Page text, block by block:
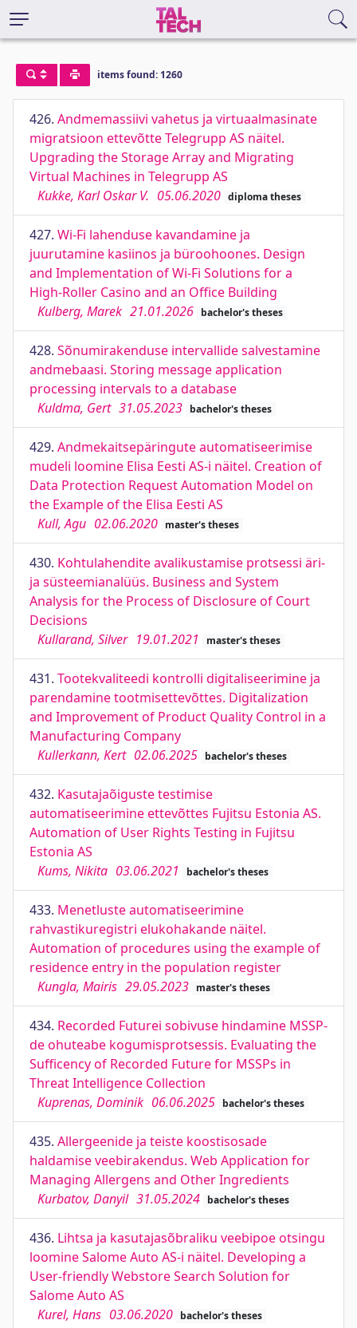
items found: 1260
426. Andmemassiivi vahetus ja virtuaalmasinate
migratsioon ettevõtte Telegrupp AS näitel.
Upgrading the Storage Array and Migrating
Virtual Machines in Telegrupp AS
Kukke, Karl Oskar V. 05.06.2020 diploma theses
427. Wi-Fi lahenduse kavandamine ja
juurutamine kasiinos ja büroohoones. Design
and Implementation of Wi-Fi Solutions for a
High-Roller Casino and an Office Building
Kulberg, Marek 21.01.2026 bachelor's theses
428. Sõnumirakenduse intervallide salvestamine
andmebaasi. Storing message application
processing intervals to a database
Kuldma, Gert 31.05.2023 bachelor's theses
429. Andmekaitsepäringute automatiseerimise
mudeli loomine Elisa Eesti AS-i näitel. Creation of
Data Protection Request Automation Model on
the Example of the Elisa Eesti AS
Kull, Agu 02.06.2020 master's theses
430. Kohtulahendite avalikustamise protsessi äri-
ja süsteemianalüüs. Business and System
Analysis for the Process of Disclosure of Court
Decisions
Kullarand, Silver 19.01.2021 master's theses
431. Tootekvaliteedi kontrolli digitaliseerimine ja
parendamine tootmisettevõttes. Digitalization
and Improvement of Product Quality Control in a
Manufacturing Company
Kullerkann, Kert 02.06.2025 bachelor's theses
432. Kasutajaõiguste testimise
automatiseerimine ettevõttes Fujitsu Estonia AS.
Automation of User Rights Testing in Fujitsu
Estonia AS
Kums, Nikita 03.06.2021 bachelor's theses
433. Menetluste automatiseerimine
rahvastikuregistri elukohakande näitel.
Automation of procedures using the example of
residence entry in the population register
Kungla, Mairis 29.05.2023 master's theses
434. Recorded Futurei sobivuse hindamine MSSP-
de ohuteabe kogumisprotsessis. Evaluating the
Sufficency of Recorded Future for MSSPs in
Threat Intelligence Collection
Kuprenas, Dominik 06.06.2025 bachelor's theses
435. Allergeenide ja teiste koostisosade
haldamise veebirakendus. Web Application for
Managing Allergens and Other Ingredients
Kurbatov, Danyil 31.05.2024 bachelor's theses
436. Lihtsa ja kasutajasõbraliku veebipoe otsingu
loomine Salome Auto AS-i näitel. Developing a
User-friendly Webstore Search Solution for
Salome Auto AS
Kurel, Hans 03.06.2020 bachelor's theses